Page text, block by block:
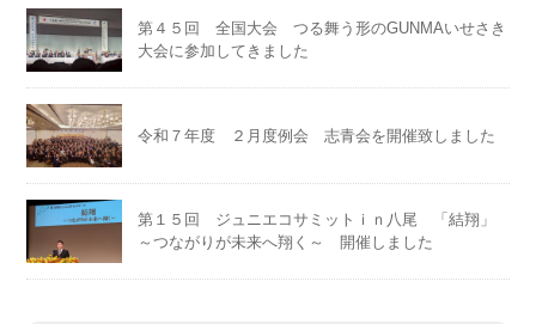
第４５回 全国大会 つる舞う形のGUNMAいせさき
大会に参加してきました
令和７年度 ２月度例会 志青会を開催致しました
第１５回 ジュニエコサミットｉｎ八尾 「結翔」
～つながりが未来へ翔く～ 開催しました